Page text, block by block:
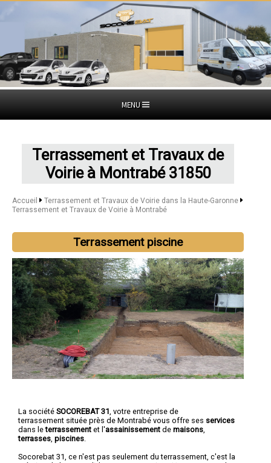
MENU
Terrassement et Travaux de
Voirie à Montrabé 31850
Accueil
Terrassement et Travaux de Voirie dans la Haute-Garonne
Terrassement et Travaux de Voirie à Montrabé
Terrassement piscine
La société SOCOREBAT 31 votre entreprise de
terrassement située près de Montrabé vous offre ses services
dans leterrassement et l'assainissement de maisons
terrasses piscines
Socorebat 31, ce n'est pas seulement du terrassement, c'est la